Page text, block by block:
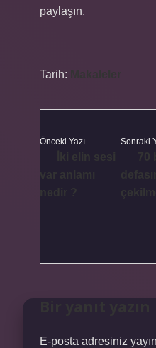
paylaşın.
Tarih:
Önceki Yazı Sonraki
E-posta adresiniz